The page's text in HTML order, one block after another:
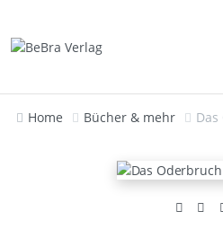
Home Bücher & mehr